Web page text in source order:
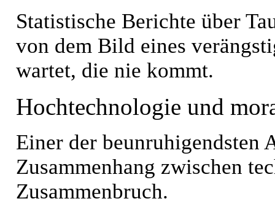
Statistische Berichte über
von dem Bild eines
wartet, die nie kommt.
Hochtechnologie und
Einer der beunruhigendsten
Zusammenhang zwischen
Zusammenbruch.